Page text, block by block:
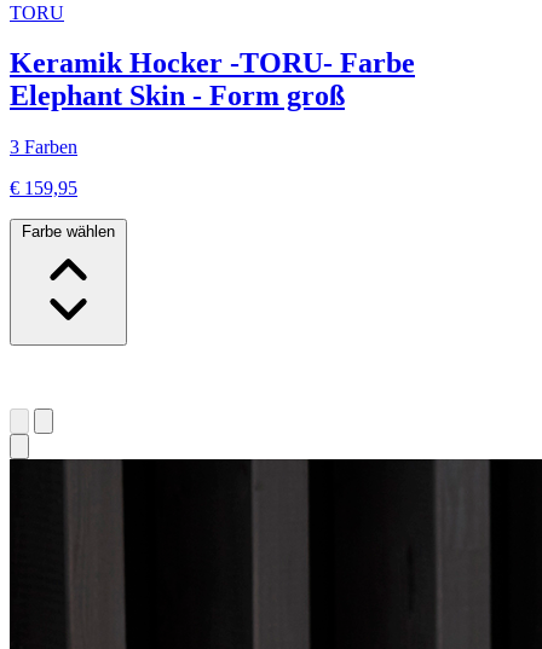
TORU
Keramik Hocker -TORU- Farbe
Elephant Skin - Form groß
3 Farben
€ 159,95
Farbe wählen